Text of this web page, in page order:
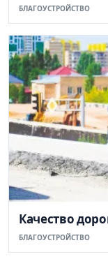
БЛАГОУСТРОЙСТВО
Качество
БЛАГОУСТРОЙСТВО